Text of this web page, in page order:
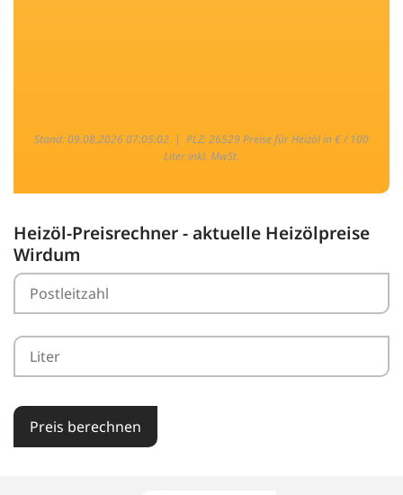
Stand: 09.08.2026 07:05:02 | PLZ: 26529 Preise für Heizöl in € / 100
Liter inkl. MwSt.
Heizöl-Preisrechner - aktuelle Heizölpreise
Wirdum
Preis berechnen